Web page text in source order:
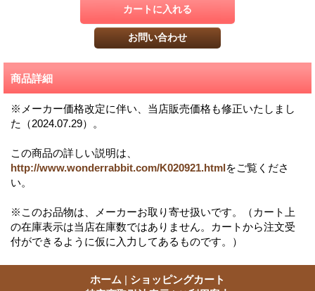
商品詳細
※メーカー価格改定に伴い、当店販売価格も修正いたしまし
た（2024.07.29）。
この商品の詳しい説明は、
http://www.wonderrabbit.com/K020921.htmlをご覧くださ
い。
※このお品物は、メーカーお取り寄せ扱いです。（カート上
の在庫表示は当店在庫数ではありません。カートから注文受
付ができるように仮に入力してあるものです。）
ホーム | ショッピングカート